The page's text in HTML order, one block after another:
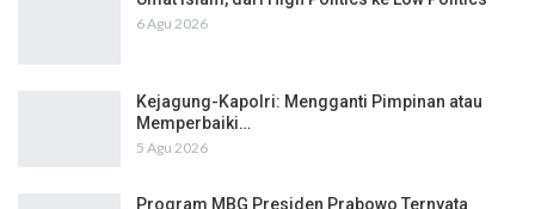
6 Agu 2026
Kejagung-Kapolri: Mengganti Pimpinan atau
Memperbaiki…
5 Agu 2026
Program MBG Presiden Prabowo Ternyata